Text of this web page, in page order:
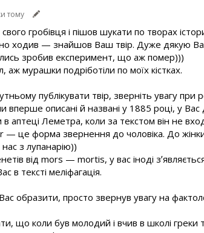
тому
гробівця і пішов шукати по творах
ходив — знайшов Ваш твір. Дуже дякую
зробив експеримент, що аж помер)))
аж мурашки подріботіли по моїх кістках.
публікувати твір, зверніть увагу при
описані й названі у 1885 році, у Вас
аптеці Леметра, коли за текстом він не
— це форма звернення до чоловіка. До
з лупанарію))
від mors — mortis, у вас іноді
в тексті меліфагація.
образити, просто звернув увагу на
що коли був молодий і вчив в школі